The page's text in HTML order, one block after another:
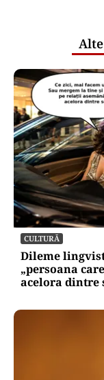
CULTURĂ
Dileme
„persoana
acelora dintre